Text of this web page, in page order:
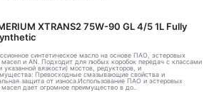
XTRANS2 75W-90 GL 4/5 1L Fully
синтетическое масло на основе ПАО, эстеровых
масел и AN. Подходит для любых коробок передач с классами
указанной вязкости) мостов, редукторов, и
Превосходные смазывающие свойства и
защита от износа.Использование ПАО и эстеровых
дает огромное преимущество в до..